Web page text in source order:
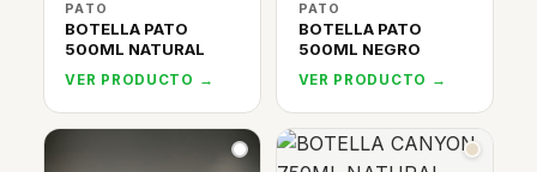
PATO
BOTELLA PATO
500ML NATURAL
VER PRODUCTO →
PATO
BOTELLA PATO
500ML NEGRO
VER PRODUCTO →